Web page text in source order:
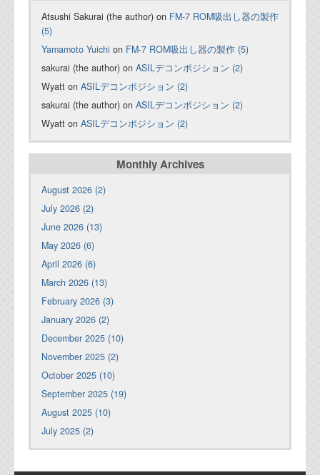
Atsushi Sakurai (the author) on FM-7 ROM吸出し器の製作
(5)
Yamamoto Yuichi on FM-7 ROM吸出し器の製作 (5)
sakurai (the author) on ASILデコンポジション (2)
Wyatt on ASILデコンポジション (2)
sakurai (the author) on ASILデコンポジション (2)
Wyatt on ASILデコンポジション (2)
Monthly Archives
August 2026 (2)
July 2026 (2)
June 2026 (13)
May 2026 (6)
April 2026 (6)
March 2026 (13)
February 2026 (3)
January 2026 (2)
December 2025 (10)
November 2025 (2)
October 2025 (10)
September 2025 (19)
August 2025 (10)
July 2025 (2)